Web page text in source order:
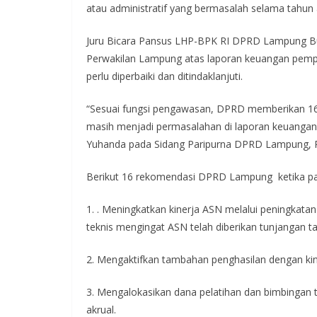
atau administratif yang bermasalah selama tahun
Juru Bicara Pansus LHP-BPK RI DPRD Lampung
Perwakilan Lampung atas laporan keuangan
perlu diperbaiki dan ditindaklanjuti.
“Sesuai fungsi pengawasan, DPRD memberikan
masih menjadi permasalahan di laporan
Yuhanda pada Sidang Paripurna DPRD Lampung,
Berikut 16 rekomendasi DPRD Lampung ketika
1. . Meningkatkan kinerja ASN melalui
teknis mengingat ASN telah diberikan tunjangan
2. Mengaktifkan tambahan penghasilan dengan
3. Mengalokasikan dana pelatihan dan
akrual.